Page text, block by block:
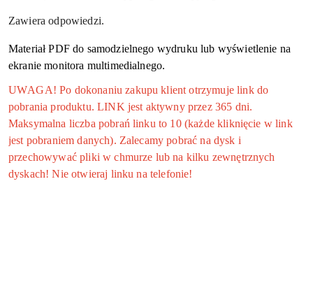
Zawiera odpowiedzi.
Materiał PDF do samodzielnego wydruku lub wyświetlenie na
ekranie monitora multimedialnego.
UWAGA! Po dokonaniu zakupu klient otrzymuje link do
pobrania produktu. LINK jest aktywny przez 365 dni.
Maksymalna liczba pobrań linku to 10 (każde kliknięcie w link
jest pobraniem danych). Zalecamy pobrać na dysk i
przechowywać pliki w chmurze lub na kilku zewnętrznych
dyskach! Nie otwieraj linku na telefonie!